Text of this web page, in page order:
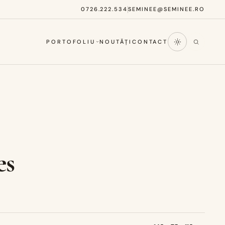
0726.222.534 SEMINEE@SEMINEE.RO
PORTOFOLIU NOUTĂȚI CONTACT